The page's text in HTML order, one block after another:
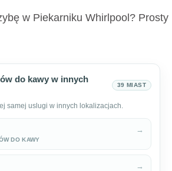
w Piekarniku Whirlpool? Prosty
do kawy w innych
39 MIAST
samej uslugi w innych lokalizacjach.
DO KAWY
→
→